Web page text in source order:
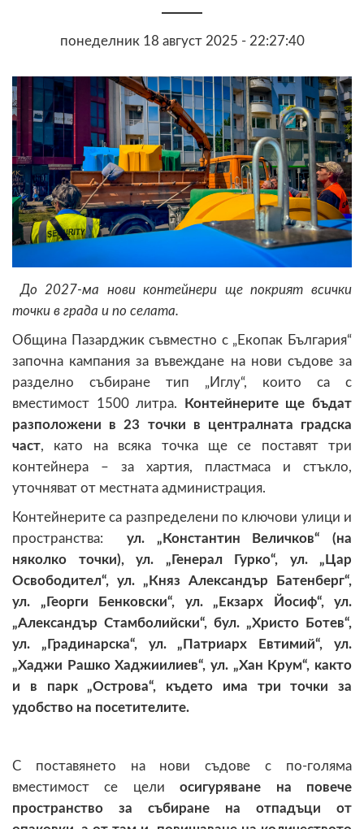
понеделник 18 август 2025 - 22:27:40
До 2027-ма нови контейнери ще покрият всички
точки в града и по селата.
Община Пазарджик съвместно с „Екопак България“
започна кампания за въвеждане на нови съдове за
разделно събиране тип „Иглу“, които са с
вместимост 1500 литра. Контейнерите ще бъдат
разположени в 23 точки в централната градска
част, като на всяка точка ще се поставят три
контейнера – за хартия, пластмаса и стъкло,
уточняват от местната администрация.
Контейнерите са разпределени по ключови улици и
пространства:
ул. „Константин Величков“ (на
няколко точки), ул. „Генерал Гурко“, ул. „Цар
Освободител“, ул. „Княз Александър Батенберг“,
ул. „Георги Бенковски“, ул. „Екзарх Йосиф“, ул.
„Александър Стамболийски“, бул. „Христо Ботев“,
ул. „Градинарска“, ул. „Патриарх Евтимий“, ул.
„Хаджи Рашко Хаджиилиев“, ул. „Хан Крум“, както
и в парк „Острова“, където има три точки за
удобство на посетителите.
С поставянето на нови съдове с по-голяма
вместимост се целиосигуряване на повече
пространство за събиране на отпадъци от